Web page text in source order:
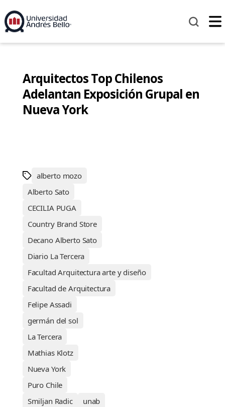
Arquitectos Top Chilenos
Adelantan Exposición Grupal en
Nueva York
alberto mozo
Alberto Sato
CECILIA PUGA
Country Brand Store
Decano Alberto Sato
Diario La Tercera
Facultad Arquitectura arte y diseño
Facultad de Arquitectura
Felipe Assadi
germán del sol
La Tercera
Mathias Klotz
Nueva York
Puro Chile
Smiljan Radic
unab